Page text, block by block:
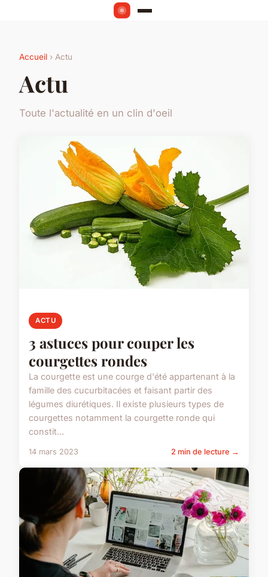
Accueil › Actu
Actu
Toute l'actualité en un clin d'oeil
ACTU
3 astuces pour couper les
courgettes rondes
La courgette est une courge d'été appartenant à la
famille des cucurbitacées et faisant partir des
légumes diurétiques. Il existe plusieurs types de
courgettes notamment la courgette ronde qui
constit...
14 mars 2023 2 min de lecture →